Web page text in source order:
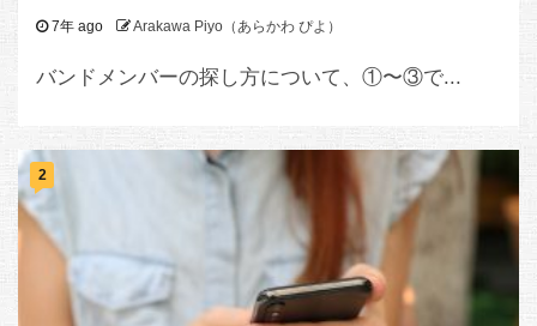
7年 ago Arakawa Piyo（あらかわ ぴよ）
バンドメンバーの探し方について、①〜③で...
2